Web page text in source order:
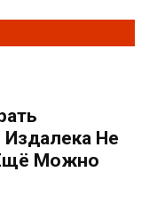
Не
Можно